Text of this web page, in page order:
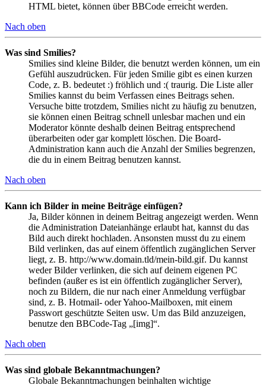
HTML bietet, können über BBCode erreicht werden.
Nach oben
Was sind Smilies?
Smilies sind kleine Bilder, die benutzt werden können, um ein
Gefühl auszudrücken. Für jeden Smilie gibt es einen kurzen
Code, z. B. bedeutet :) fröhlich und :( traurig. Die Liste aller
Smilies kannst du beim Verfassen eines Beitrags sehen.
Versuche bitte trotzdem, Smilies nicht zu häufig zu benutzen,
sie können einen Beitrag schnell unlesbar machen und ein
Moderator könnte deshalb deinen Beitrag entsprechend
überarbeiten oder gar komplett löschen. Die Board-
Administration kann auch die Anzahl der Smilies begrenzen,
die du in einem Beitrag benutzen kannst.
Nach oben
Kann ich Bilder in meine Beiträge einfügen?
Ja, Bilder können in deinem Beitrag angezeigt werden. Wenn
die Administration Dateianhänge erlaubt hat, kannst du das
Bild auch direkt hochladen. Ansonsten musst du zu einem
Bild verlinken, das auf einem öffentlich zugänglichen Server
liegt, z. B. http://www.domain.tld/mein-bild.gif. Du kannst
weder Bilder verlinken, die sich auf deinem eigenen PC
befinden (außer es ist ein öffentlich zugänglicher Server),
noch zu Bildern, die nur nach einer Anmeldung verfügbar
sind, z. B. Hotmail- oder Yahoo-Mailboxen, mit einem
Passwort geschützte Seiten usw. Um das Bild anzuzeigen,
benutze den BBCode-Tag „[img]“.
Nach oben
Was sind globale Bekanntmachungen?
Globale Bekanntmachungen beinhalten wichtige